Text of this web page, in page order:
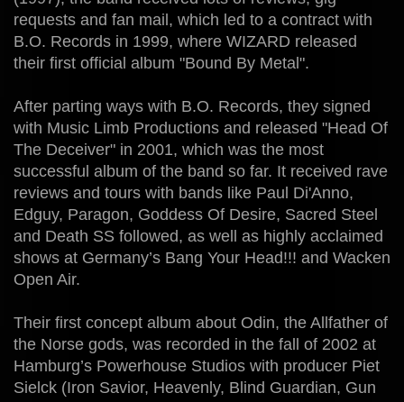
requests and fan mail, which led to a contract with
B.O. Records in 1999, where WIZARD released
their first official album "Bound By Metal".
After parting ways with B.O. Records, they signed
with Music Limb Productions and released "Head Of
The Deceiver" in 2001, which was the most
successful album of the band so far. It received rave
reviews and tours with bands like Paul Di'Anno,
Edguy, Paragon, Goddess Of Desire, Sacred Steel
and Death SS followed, as well as highly acclaimed
shows at Germany’s Bang Your Head!!! and Wacken
Open Air.
Their first concept album about Odin, the Allfather of
the Norse gods, was recorded in the fall of 2002 at
Hamburg’s Powerhouse Studios with producer Piet
Sielck (Iron Savior, Heavenly, Blind Guardian, Gun